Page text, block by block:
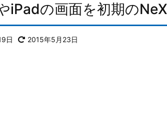
iPadの画面を初期の
日 2015年5月23日